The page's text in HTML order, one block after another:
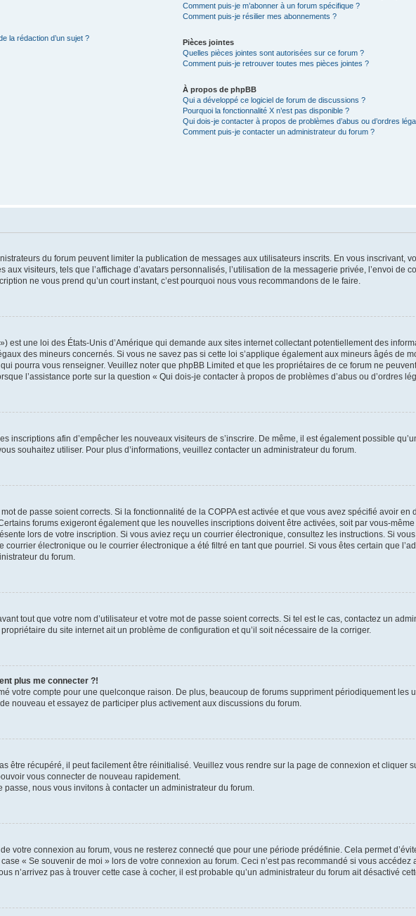
la rédaction d’un sujet ?
Comment puis-je m’abonner à un forum spécifique ?
Comment puis-je résilier mes abonnements ?
Pièces jointes
Quelles pièces jointes sont autorisées sur ce forum ?
Comment puis-je retrouver toutes mes pièces jointes ?
À propos de phpBB
Qui a développé ce logiciel de forum de discussions ?
Pourquoi la fonctionnalité X n’est pas disponible ?
Qui dois-je contacter à propos de problèmes d’abus ou d’ordres
Comment puis-je contacter un administrateur du forum ?
du forum peuvent limiter la publication de messages aux utilisateurs inscrits. En vous inscrivant,
visiteurs, tels que l’affichage d’avatars personnalisés, l’utilisation de la messagerie privée, l’envoi de
ne vous prend qu’un court instant, c’est pourquoi nous vous recommandons de le faire.
est une loi des États-Unis d’Amérique qui demande aux sites internet collectant potentiellement des
des mineurs concernés. Si vous ne savez pas si cette loi s’applique également aux mineurs âgés de
pourra vous renseigner. Veuillez noter que phpBB Limited et que les propriétaires de ce forum ne
l’assistance porte sur la question « Qui dois-je contacter à propos de problèmes d’abus ou d’ordres
inscriptions afin d’empêcher les nouveaux visiteurs de s’inscrire. De même, il est également possible
souhaitez utiliser. Pour plus d’informations, veuillez contacter un administrateur du forum.
de passe soient corrects. Si la fonctionnalité de la COPPA est activée et que vous avez spécifié avoir en
forums exigeront également que les nouvelles inscriptions doivent être activées, soit par vous-
lors de votre inscription. Si vous aviez reçu un courrier électronique, consultez les instructions. Si
électronique ou le courrier électronique a été filtré en tant que pourriel. Si vous êtes certain que
du forum.
tout que votre nom d’utilisateur et votre mot de passe soient corrects. Si tel est le cas, contactez un
du site internet ait un problème de configuration et qu’il soit nécessaire de la corriger.
plus me connecter ?!
votre compte pour une quelconque raison. De plus, beaucoup de forums suppriment périodiquement les
nouveau et essayez de participer plus activement aux discussions du forum.
être récupéré, il peut facilement être réinitialisé. Veuillez vous rendre sur la page de connexion et cliquer
vous connecter de nouveau rapidement.
nous vous invitons à contacter un administrateur du forum.
votre connexion au forum, vous ne resterez connecté que pour une période prédéfinie. Cela permet
« Se souvenir de moi » lors de votre connexion au forum. Ceci n’est pas recommandé si vous
n’arrivez pas à trouver cette case à cocher, il est probable qu’un administrateur du forum ait désactivé